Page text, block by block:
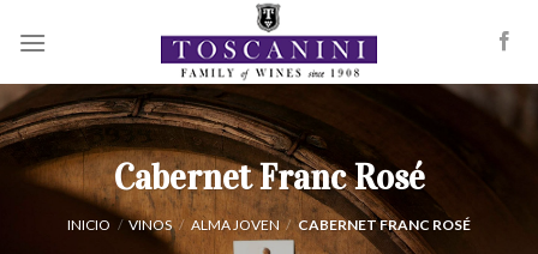
Cabernet Franc Rosé
INICIO / VINOS / ALMA JOVEN / CABERNET FRANC ROSÉ